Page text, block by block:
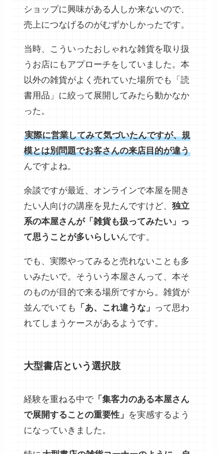
ショップに興味がある人しか来ないので、
売上につなげるのがむずかしかったです。
当時、こういったおしゃれな雑貨を取り扱
うお店にもアプローチをしていました。本
以外の雑貨がよく売れていた場所でも「読
書用品」に絞って展開してみたら動かなか
った。
実際に営業してみて気づいたんですが、規
模とは別問題でお客さんの来店目的が違う
んですよね。
余談ですが最近、オンラインで本屋を開き
たい人向けの講座を見たんですけど、独立
系の本屋さんが「雑貨も扱ってみたい」っ
て思うことが多いらしいんです。
でも、実際やってみると売れないことも多
いみたいで。そういう本屋さんって、本そ
のものが目的で来る場所ですから。雑貨が
並んでいても
「あ、これ違うな」 って思わ
れてしまうケースがあるようです。
大型書店という選択肢
経験を重ねる中で「集客力のある本屋さん
で展開することの重要性」 を実感するよう
になっていきました。